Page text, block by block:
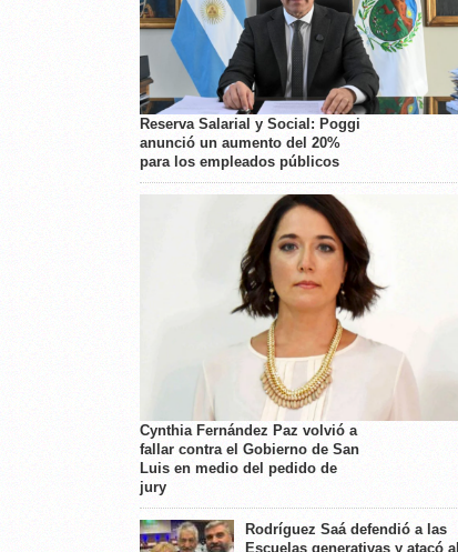
Reserva Salarial y Social: Poggi
anunció un aumento del 20%
para los empleados públicos
Cynthia Fernández Paz volvió a
fallar contra el Gobierno de San
Luis en medio del pedido de
jury
Rodríguez Saá defendió a las
Escuelas generativas y atacó al